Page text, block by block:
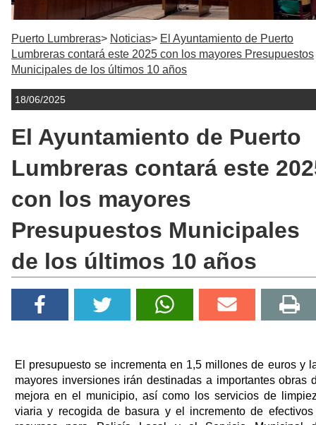
Puerto Lumbreras Noticias
El Ayuntamiento de Puerto
Lumbreras contará este 2025 con los mayores Presupuestos
Municipales de los últimos 10 años
18/06/2025
El Ayuntamiento de Puerto
Lumbreras contará este
con los mayores
Presupuestos Municipales
de los últimos 10 años
El presupuesto se incrementa en 1,5 millones de euros y
mayores inversiones irán destinadas a importantes obras
mejora en el municipio, así como los servicios de
viaria y recogida de basura y el incremento de